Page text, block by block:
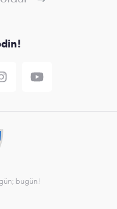
bugün!